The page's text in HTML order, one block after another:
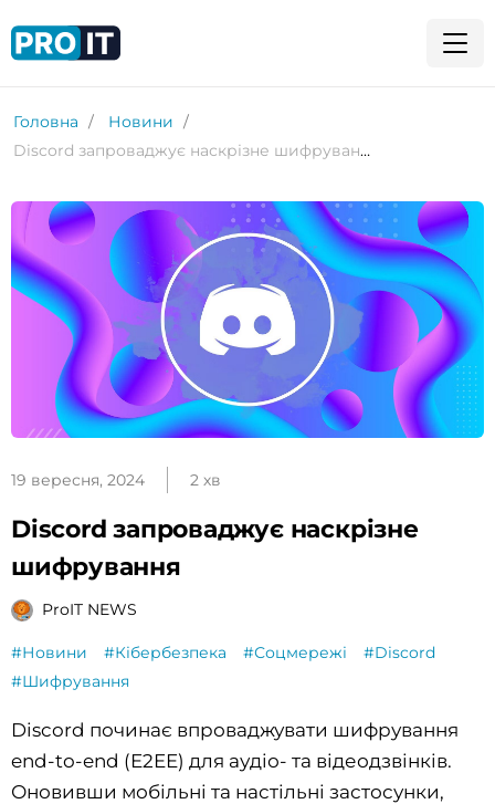
Головна
Новини
Discord запроваджує наскрізне шифрування
19 вересня, 2024 2 хв
Discord запроваджує наскрізне
шифрування
ProIT NEWS
#Новини #Кібербезпека #Соцмережі
#Discord
#Шифрування
Discord починає впроваджувати шифрування
end-to-end (E2EE) для аудіо- та відеодзвінків.
Оновивши мобільні та настільні застосунки,